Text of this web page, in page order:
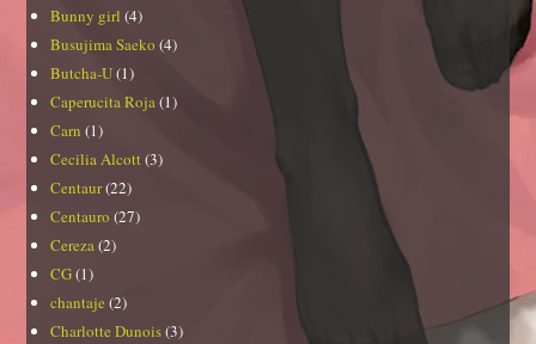
Bunny girl (4)
Busujima Saeko (4)
Butcha-U(1)
Caperucita Roja(1)
Carn (1)
Cecilia Alcott (3)
Centaur(22)
Centauro (27)
Cereza(2)
CG(1)
chantaje (2)
Charlotte Dunois(3)